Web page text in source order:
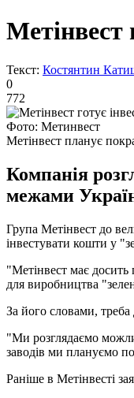
Метінвест
Текст: Костянтин
0
772
Фото: Метинвест
Метінвест планує
Компанія
межами
Група Метінвест до
інвестувати кошти у
"Метінвест має
для виробництва
За його словами, треба
"Ми розглядаємо
заводів ми плануємо
Раніше в Метінвесті